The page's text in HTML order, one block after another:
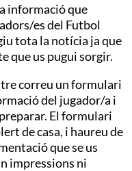
informació que
es del Futbol
tota la notícia ja que
que us pugui sorgir.
correu un formulari
del jugador/a i
El formulari
de casa, i haureu de
que se us
impressions ni